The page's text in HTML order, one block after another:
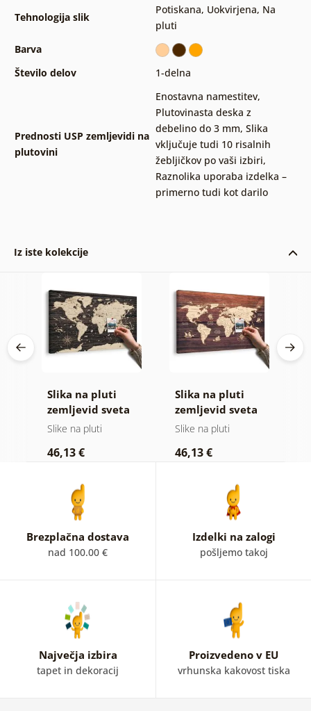
Tehnologija slik
Potiskana, Uokvirjena, Na
pluti
Barva
Število delov
1-delna
Prednosti USP zemljevidi na
plutovini
Enostavna namestitev,
Plutovinasta deska z
debelino do 3 mm, Slika
vključuje tudi 10 risalnih
žebljičkov po vaši izbiri,
Raznolika uporaba izdelka –
primerno tudi kot darilo
Iz iste kolekcije
Slika na pluti
zemljevid sveta
na lesenem
Slike na pluti
46,13 €
Slika na pluti
zemljevid sveta
na lesu
Slike na pluti
46,13 €
Brezplačna dostava
nad 100.00 €
Izdelki na zalogi
pošljemo takoj
Največja izbira
tapet in dekoracij
Proizvedeno v EU
vrhunska kakovost tiska